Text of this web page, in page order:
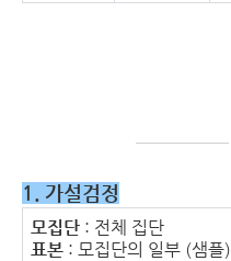
1. 가설검정
모집단 : 전체 집단
표본 : 모집단의 일부 (샘플)